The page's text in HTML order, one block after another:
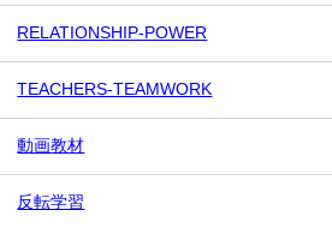
RELATIONSHIP-POWER
TEACHERS-TEAMWORK
動画教材
反転学習